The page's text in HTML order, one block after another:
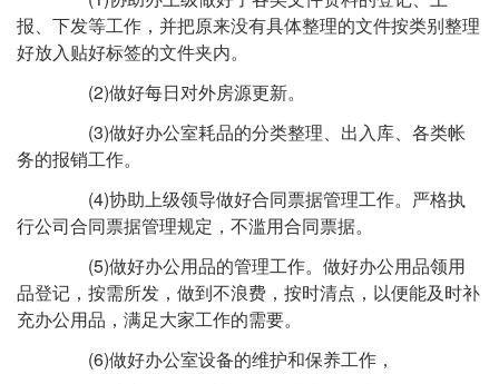
报、下发等工作，并把原来没有具体整理的文件按类别整理
好放入贴好标签的文件夹内。
(2)做好每日对外房源更新。
(3)做好办公室耗品的分类整理、出入库、各类帐
务的报销工作。
(4)协助上级领导做好合同票据管理工作。严格执
行公司合同票据管理规定，不滥用合同票据。
(5)做好办公用品的管理工作。做好办公用品领用
品登记，按需所发，做到不浪费，按时清点，以便能及时补
充办公用品，满足大家工作的需要。
(6)做好办公室设备的维护和保养工作，